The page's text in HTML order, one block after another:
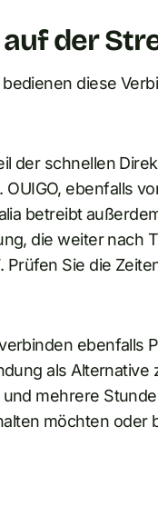
der
diese
der schnellen
ebenfalls
betreibt
die weiter nach
Sie die
ebenfalls
als Alternative
mehrere
möchten oder